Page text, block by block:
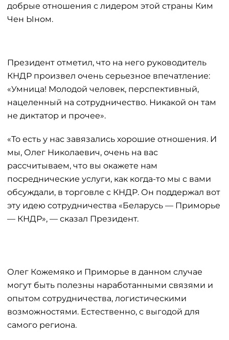
добрые отношения с лидером этой страны Ким
Чен Ыном.
Президент отметил, что на него руководитель
КНДР произвел очень серьезное впечатление:
«Умница! Молодой человек, перспективный,
нацеленный на сотрудничество. Никакой он там
не диктатор и прочее».
«То есть у нас завязались хорошие отношения. И
мы, Олег Николаевич, очень на вас
рассчитываем, что вы окажете нам
посреднические услуги, как когда-то мы с вами
обсуждали, в торговле с КНДР. Он поддержал вот
эту идею сотрудничества «Беларусь — Приморье
— КНДР», — сказал Президент.
Олег Кожемяко и Приморье в данном случае
могут быть полезны наработанными связями и
опытом сотрудничества, логистическими
возможностями. Естественно, с выгодой для
самого региона.